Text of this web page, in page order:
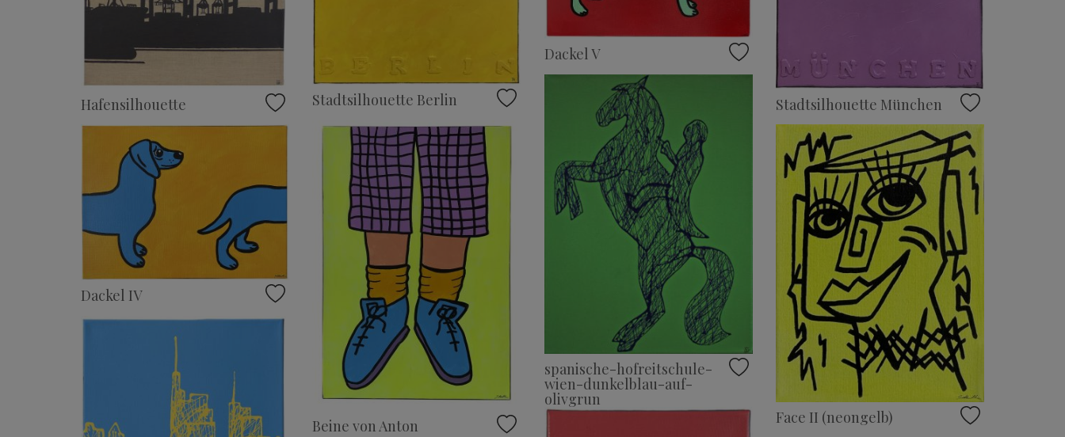
Hafensilhouette Stadtsilhouette Berlin
Dackel V
Stadtsilhouette München
spanische-hofreitschule-
wien-dunkelblau-auf-
olivgrun
Beine von Anton
Dackel IV
Face II (neongelb)